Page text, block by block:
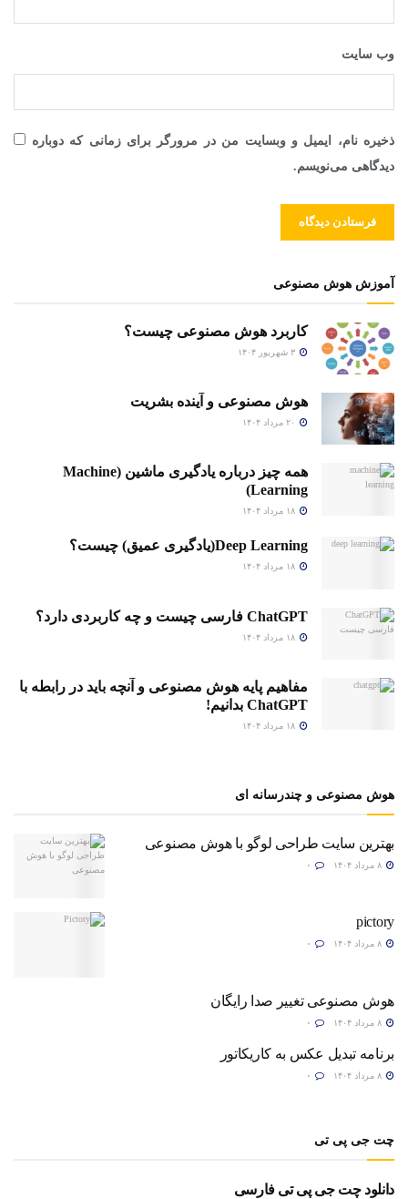
وب‌ سایت
ذخیره نام، ایمیل و وبسایت من در مرورگر برای زمانی که دوباره
دیدگاهی می‌نویسم.
آموزش هوش مصنوعی
کاربرد هوش مصنوعی چیست؟
هوش مصنوعی و آینده بشریت
همه چیز درباره یادگیری ماشین (Machine
Learning)
Deep Learning(یادگیری عمیق) چیست؟
ChatGPT فارسی چیست و چه کاربردی دارد؟
مفاهیم پایه هوش مصنوعی و آنچه باید در رابطه با
ChatGPT بدانیم!
هوش مصنوعی و چندرسانه ای
بهترین سایت طراحی لوگو با هوش مصنوعی
pictory
هوش مصنوعی تغییر صدا رایگان
برنامه تبدیل عکس به کاریکاتور
چت جی پی تی
دانلود چت جی پی تی فارسی